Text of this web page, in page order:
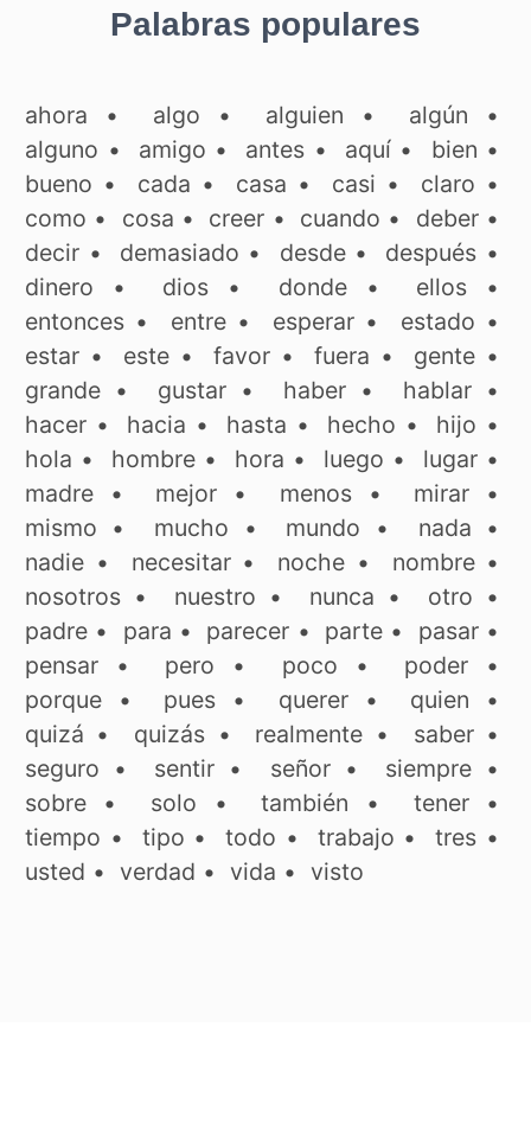
Palabras populares
ahora • algo • alguien • algún •
alguno • amigo • antes • aquí• bien •
bueno • cada • casa • casi • claro •
como • cosa • creer • cuando • deber•
decir • demasiado • desde• después •
dinero • dios • donde• ellos •
entonces • entre• esperar• estado •
estar • este •favor •fuera • gente •
grande • gustar• haber• hablar•
hacer • hacia • hasta • hecho • hijo •
hola • hombre• hora • luego • lugar•
madre • mejor • menos• mirar •
mismo • mucho • mundo • nada •
nadie • necesitar• noche • nombre•
nosotros • nuestro • nunca • otro •
padre • para • parecer • parte • pasar•
pensar • pero • poco • poder•
porque • pues • querer• quien •
quizá • quizás • realmente • saber•
seguro • sentir • señor• siempre •
sobre • solo •también • tener•
tiempo • tipo •todo • trabajo •tres •
usted • verdad • vida • visto